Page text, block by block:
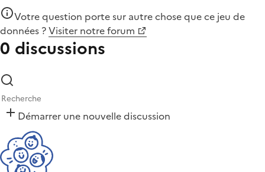
Votre question porte sur autre chose quece jeu de
données ?Visiter notre forum
0 discussions
Démarrer une nouvelle discussion